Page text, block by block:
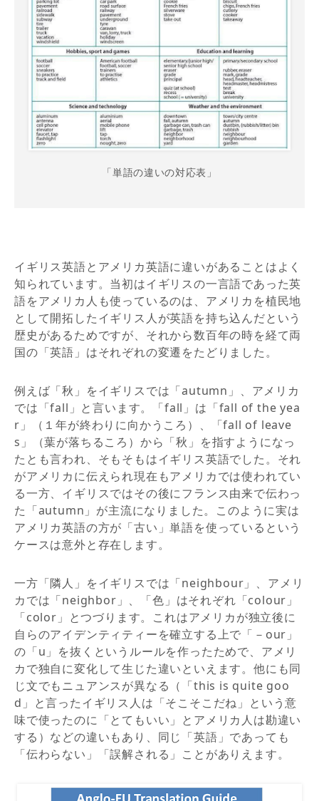
「単語の違いの対応表」
イギリス英語とアメリカ英語に違いがあることはよく
知られています。当初はイギリスの一言語であった英
語をアメリカ人も使っているのは、アメリカを植民地
として開拓したイギリス人が英語を持ち込んだという
歴史があるためですが、それから数百年の時を経て両
国の「英語」はそれぞれの変遷をたどりました。
例えば「秋」をイギリスでは「autumn」、アメリカ
では「fall」と言います。「fall」は「fall of the yea
r」（１年が終わりに向かうころ）、「fall of leave
s」（葉が落ちるころ）から「秋」を指すようになっ
たとも言われ、そもそもはイギリス英語でした。それ
がアメリカに伝えられ現在もアメリカでは使われてい
る一方、イギリスではその後にフランス由来で伝わっ
た「autumn」が主流になりました。このように実は
アメリカ英語の方が「古い」単語を使っているという
ケースは意外と存在します。
一方「隣人」をイギリスでは「neighbour」、アメリ
カでは「neighbor」、「色」はそれぞれ「colour」
「color」とつづります。これはアメリカが独立後に
自らのアイデンティティーを確立する上で「－our」
の「u」を抜くというルールを作ったためで、アメリ
カで独自に変化して生じた違いといえます。他にも同
じ文でもニュアンスが異なる（「this is quite goo
d」と言ったイギリス人は「そこそこだね」という意
味で使ったのに「とてもいい」とアメリカ人は勘違い
する）などの違いもあり、同じ「英語」であっても
「伝わらない」「誤解される」ことがありえます。